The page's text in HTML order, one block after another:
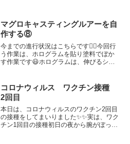
ったら、、、「ゲームして...
マグロキャスティングルアーを自
作する⑧
今までの進行状況はこちらです💁‍♀️今回行
う作業は、ホログラムを貼り塗料でぼか
す作業です😃ホログラムは、伸びるシー
ります✨その型紙を作るために、マスキ
ングテープをルアー...
コロナウィルス ワクチン接種
2回目
本日は、コロナウィルスのワクチン2回目
の接種をしてまいりました✨✨実は、ワク
チン1回目の接種初日の夜から腕がぼっこ